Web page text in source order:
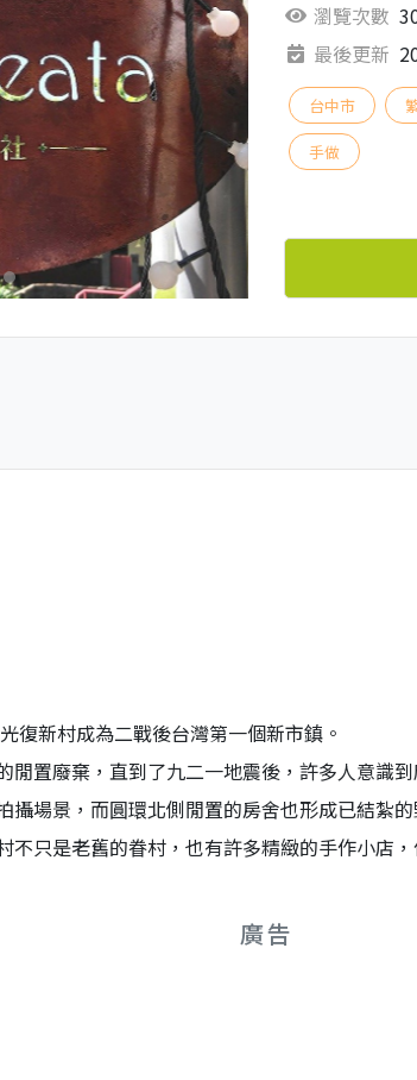
瀏覽次數
最後更新
台中市
手做
復新村成為二戰後台灣第一個新市鎮。
置廢棄，直到了九二一地震後，許多人意識
場景，而圓環北側閒置的房舍也形成已結紮
只是老舊的眷村，也有許多精緻的手作小店
廣告